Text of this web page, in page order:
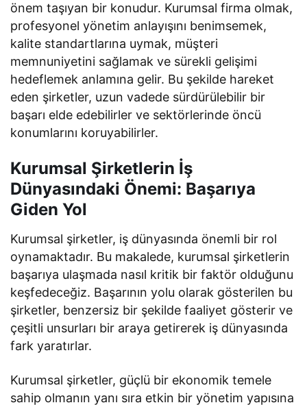
önem taşıyan bir konudur. Kurumsal firma olmak,
profesyonel yönetim anlayışını benimsemek,
kalite standartlarına uymak, müşteri
memnuniyetini sağlamak ve sürekli gelişimi
hedeflemek anlamına gelir. Bu şekilde hareket
eden şirketler, uzun vadede sürdürülebilir bir
başarı elde edebilirler ve sektörlerinde öncü
konumlarını koruyabilirler.
Kurumsal Şirketlerin İş
Dünyasındaki Önemi: Başarıya
Giden Yol
Kurumsal şirketler, iş dünyasında önemli bir rol
oynamaktadır. Bu makalede, kurumsal şirketlerin
başarıya ulaşmada nasıl kritik bir faktör olduğunu
keşfedeceğiz. Başarının yolu olarak gösterilen bu
şirketler, benzersiz bir şekilde faaliyet gösterir ve
çeşitli unsurları bir araya getirerek iş dünyasında
fark yaratırlar.
Kurumsal şirketler, güçlü bir ekonomik temele
sahip olmanın yanı sıra etkin bir yönetim yapısına